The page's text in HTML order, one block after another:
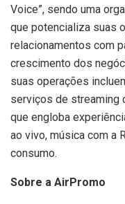
Voice”, sendo uma
que potencializa suas
relacionamentos com
crescimento dos
suas operações
serviços de streaming
que engloba
ao vivo, música com a
consumo.
Sobre a AirPromo